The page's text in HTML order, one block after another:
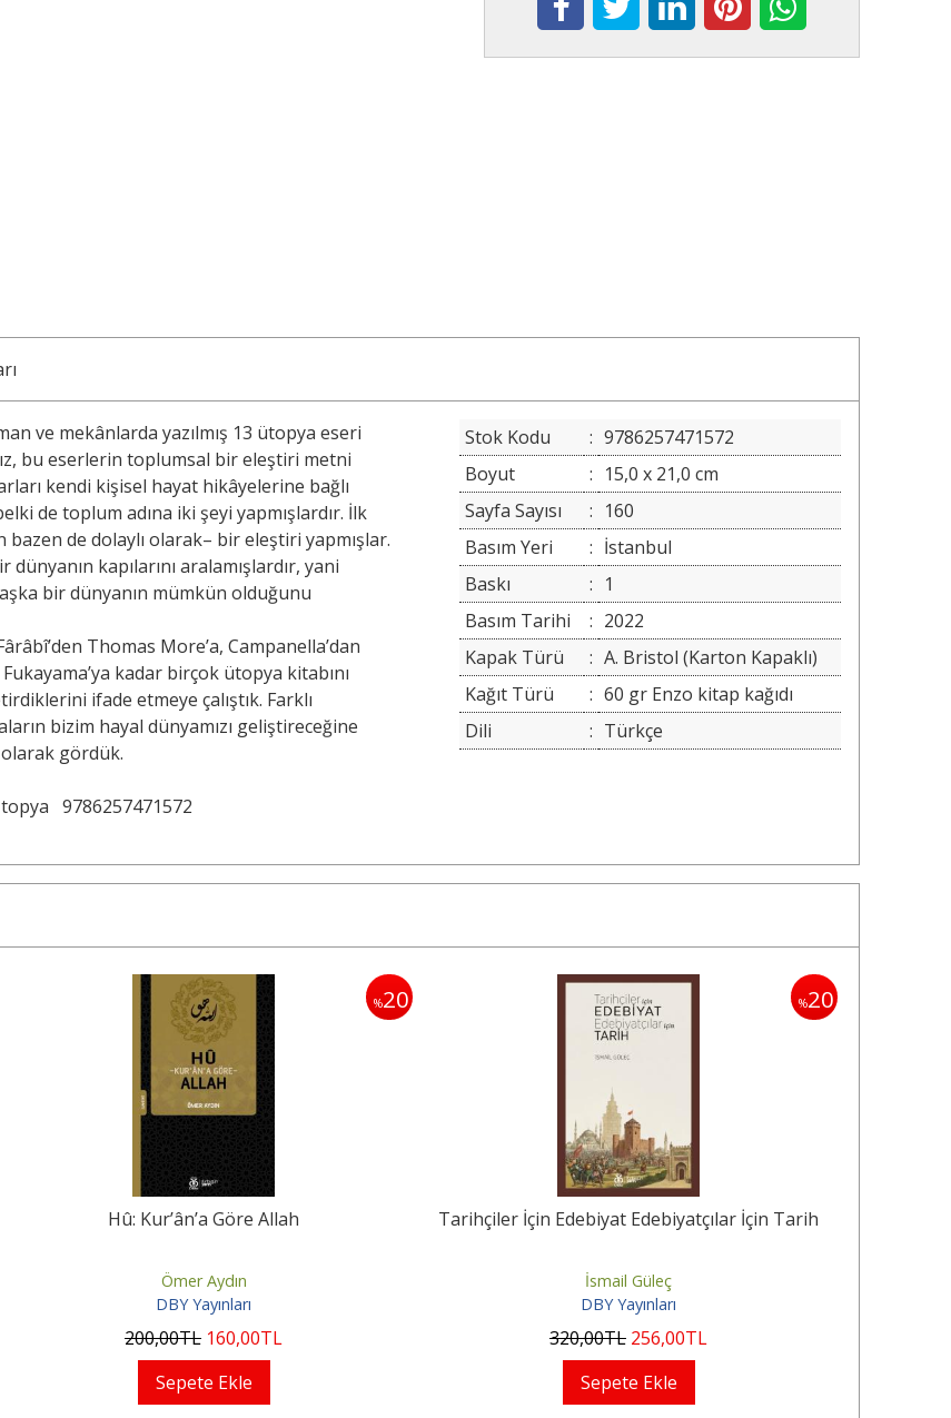
ve mekânlarda yazılmış 13 ütopya eseri
bu eserlerin toplumsal bir eleştiri metni
kendi kişisel hayat hikâyelerine bağlı
de toplum adına iki şeyi yapmışlardır. İlk
de dolaylı olarak– bir eleştiri yapmışlar.
kapılarını aralamışlardır, yani
bir dünyanın mümkün olduğunu
Thomas More’a, Campanella’dan
kadar birçok ütopya kitabını
ifade etmeye çalıştık. Farklı
bizim hayal dünyamızı geliştireceğine
olarak gördük.
Stok Kodu : 9786257471572
Boyut
: 15,0 x 21,0 cm
Sayfa Sayısı
: 160
Basım Yeri
: İstanbul
Baskı
: 1
Basım Tarihi
: 2022
Kapak Türü
: A. Bristol (Karton Kapaklı)
Kağıt Türü
: 60 gr Enzo kitap kağıdı
Dili
: Türkçe
9786257471572
%20
Hû: Kur’ân’a Göre Allah
Ömer Aydın
DBY Yayınları
200,00TL 160,00TL
Sepete Ekle
%20
Tarihçiler İçin Edebiyat Edebiyatçılar İçin Tarih
İsmail Güleç
DBY Yayınları
320,00TL 256,00TL
Sepete Ekle